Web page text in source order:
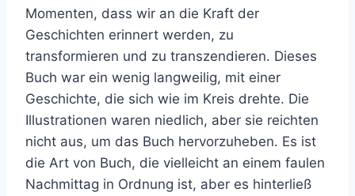
Momenten, dass wir an die Kraft der
Geschichten erinnert werden, zu
transformieren und zu transzendieren. Dieses
Buch war ein wenig langweilig, mit einer
Geschichte, die sich wie im Kreis drehte. Die
Illustrationen waren niedlich, aber sie reichten
nicht aus, um das Buch hervorzuheben. Es ist
die Art von Buch, die vielleicht an einem faulen
Nachmittag in Ordnung ist, aber es hinterließ